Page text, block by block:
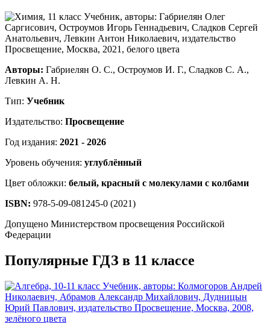
Авторы: Габриелян О. С., Остроумов И. Г., Сладков С. А.,
Левкин А. Н.
Тип: Учебник
Издательство: Просвещение
Год издания: 2021 - 2026
Уровень обучения: углублённый
Цвет обложки: белый, красный с молекулами с колбами
ISBN: 978-5-09-081245-0 (2021)
Допущено Министерством просвещения Российской
Федерации
Популярные ГДЗ в 11 классе